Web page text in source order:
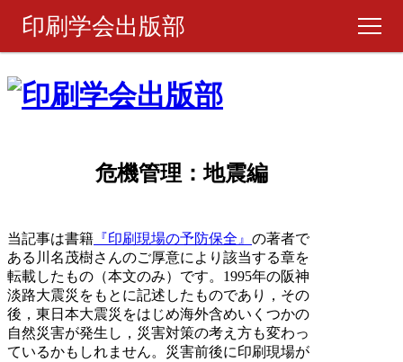
印刷学会出版部
書籍・製品
週刊 『印刷雑誌』
月刊 『印刷雑誌』
ご購入について
お問い合わせ
危機管理：地震編
当記事は書籍 『印刷現場の予防保全』 の著者で
ある川名茂樹さんのご厚意により該当する章を
転載したもの（本文のみ）です。1995年の阪神
淡路大震災をもとに記述したものであり，その
後，東日本大震災をはじめ海外含めいくつかの
自然災害が発生し，災害対策の考え方も変わっ
ているかもしれません。災害前後に印刷現場が